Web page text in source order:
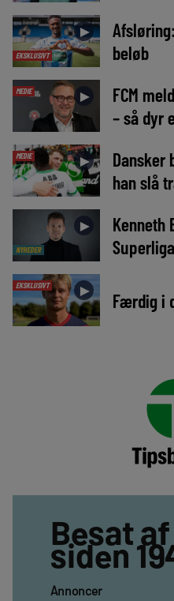
EKSKLUSIVT
►
beløb
MEDIE ►
FCM
– så dyr
MEDIE ►
Dansker
han slå
NYHEDER
►
Kenneth
EKSKLUSIVT ► Færdig i
Besat
siden
Annoncer